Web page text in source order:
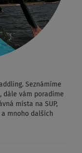
Seznámíme
dále vám poradíme
místa na SUP,
mnoho dalších